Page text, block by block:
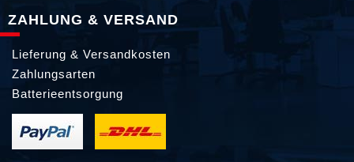
ZAHLUNG & VERSAND
Lieferung & Versandkosten
Zahlungsarten
Batterieentsorgung